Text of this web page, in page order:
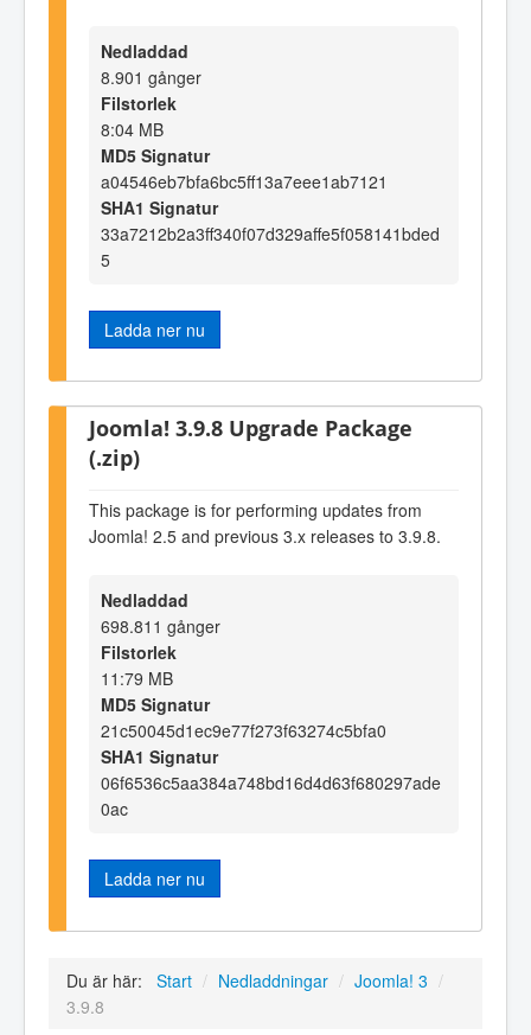
Nedladdad
8.901 gånger
Filstorlek
8:04 MB
MD5 Signatur
a04546eb7bfa6bc5ff13a7eee1ab7121
SHA1 Signatur
33a7212b2a3ff340f07d329affe5f058141bded
5
Ladda ner nu
Joomla! 3.9.8 Upgrade Package
(.zip)
This package is for performing updates from
Joomla! 2.5 and previous 3.x releases to 3.9.8.
Nedladdad
698.811 gånger
Filstorlek
11:79 MB
MD5 Signatur
21c50045d1ec9e77f273f63274c5bfa0
SHA1 Signatur
06f6536c5aa384a748bd16d4d63f680297ade
0ac
Ladda ner nu
Du är här: Start / Nedladdningar / Joomla! 3 /
3.9.8